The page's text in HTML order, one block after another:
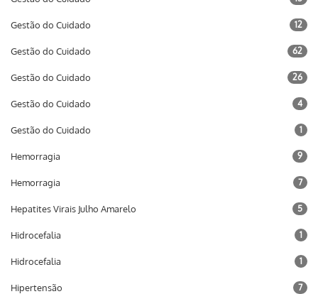
Gestão do Cuidado 12
Gestão do Cuidado 62
Gestão do Cuidado 26
Gestão do Cuidado 4
Gestão do Cuidado 1
Hemorragia 9
Hemorragia 7
Hepatites Virais Julho Amarelo 5
Hidrocefalia 1
Hidrocefalia 1
Hipertensão 7